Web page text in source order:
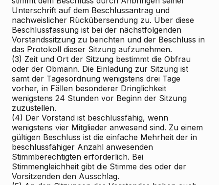
Unterschrift auf dem Beschlussantrag und
nachweislicher Rückübersendung zu. Über diese
Beschlussfassung ist bei der nächstfolgenden
Vorstandssitzung zu berichten und der Beschluss in
das Protokoll dieser Sitzung aufzunehmen.
(3) Zeit und Ort der Sitzung bestimmt die Obfrau
oder der Obmann. Die Einladung zur Sitzung ist
samt der Tagesordnung wenigstens drei Tage
vorher, in Fällen besonderer Dringlichkeit
wenigstens 24 Stunden vor Beginn der Sitzung
zuzustellen.
(4) Der Vorstand ist beschlussfähig, wenn
wenigstens vier Mitglieder anwesend sind. Zu einem
gültigen Beschluss ist die einfache Mehrheit der in
beschlussfähiger Anzahl anwesenden
Stimmberechtigten erforderlich. Bei
Stimmengleichheit gibt die Stimme des oder der
Vorsitzenden den Ausschlag.